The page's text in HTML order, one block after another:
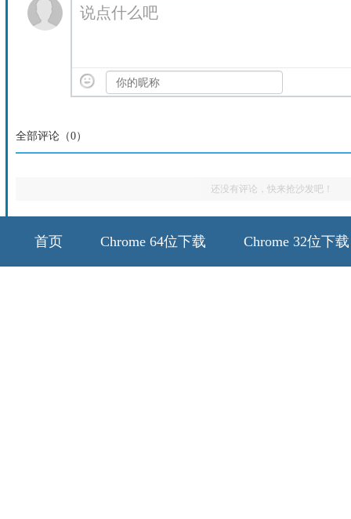
说点什么吧
全部评论（0）
还没有评论，快来抢沙发吧！
首页 Chrome 64位下载 Chrome 32位下载